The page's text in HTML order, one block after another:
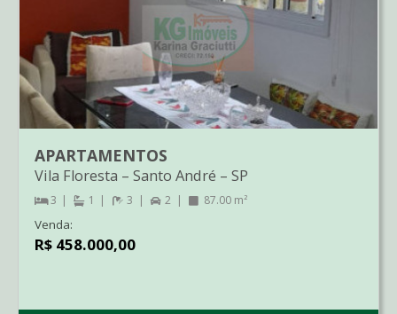
APARTAMENTOS
Vila Floresta – Santo André – SP
3 1 3 2 87.00 m²
Venda:
R$ 458.000,00